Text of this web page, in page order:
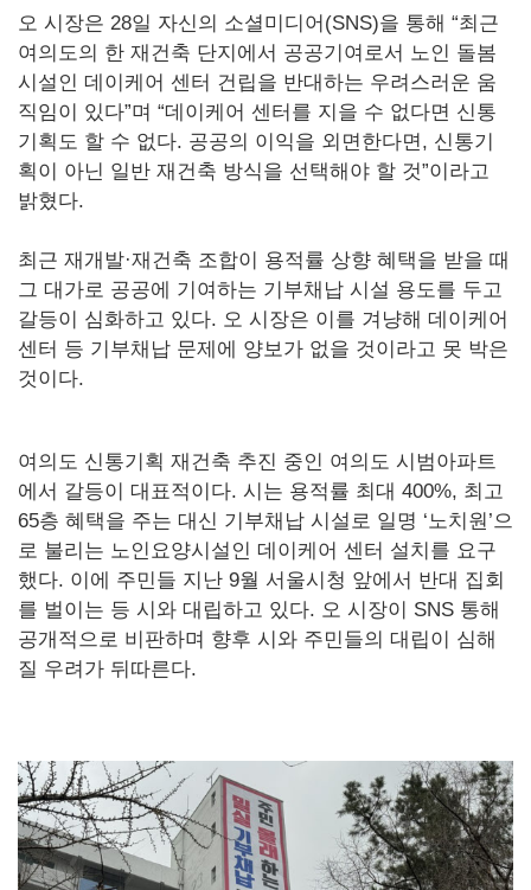
오 시장은 28일 자신의 소셜미디어(SNS)을 통해 “최근
여의도의 한 재건축 단지에서 공공기여로서 노인 돌봄
시설인 데이케어 센터 건립을 반대하는 우려스러운 움
직임이 있다”며 “데이케어 센터를 지을 수 없다면 신통
기획도 할 수 없다. 공공의 이익을 외면한다면, 신통기
획이 아닌 일반 재건축 방식을 선택해야 할 것”이라고
밝혔다.
최근 재개발·재건축 조합이 용적률 상향 혜택을 받을 때
그 대가로 공공에 기여하는 기부채납 시설 용도를 두고
갈등이 심화하고 있다. 오 시장은 이를 겨냥해 데이케어
센터 등 기부채납 문제에 양보가 없을 것이라고 못 박은
것이다.
여의도 신통기획 재건축 추진 중인 여의도 시범아파트
에서 갈등이 대표적이다. 시는 용적률 최대 400%, 최고
65층 혜택을 주는 대신 기부채납 시설로 일명 ‘노치원’으
로 불리는 노인요양시설인 데이케어 센터 설치를 요구
했다. 이에 주민들 지난 9월 서울시청 앞에서 반대 집회
를 벌이는 등 시와 대립하고 있다. 오 시장이 SNS 통해
공개적으로 비판하며 향후 시와 주민들의 대립이 심해
질 우려가 뒤따른다.